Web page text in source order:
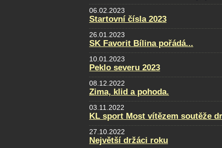
06.02.2023
Startovní čísla 2023
26.01.2023
SK Favorit Bílina pořádá...
10.01.2023
Peklo severu 2023
08.12.2022
Zima, klid a pohoda.
03.11.2022
KL sport Most vítězem soutěže
27.10.2022
Největší držáci roku